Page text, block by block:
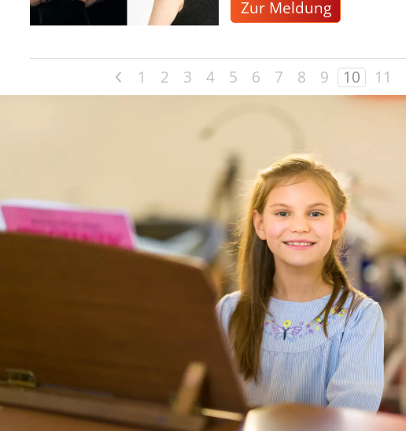
Zur Meldung
< 1 2 3 4 5 6 7 8 9 10 11